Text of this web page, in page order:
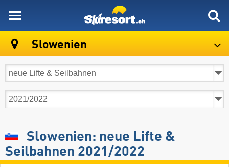
Slowenien
Slowenien: neue Lifte &
Seilbahnen 2021/2022